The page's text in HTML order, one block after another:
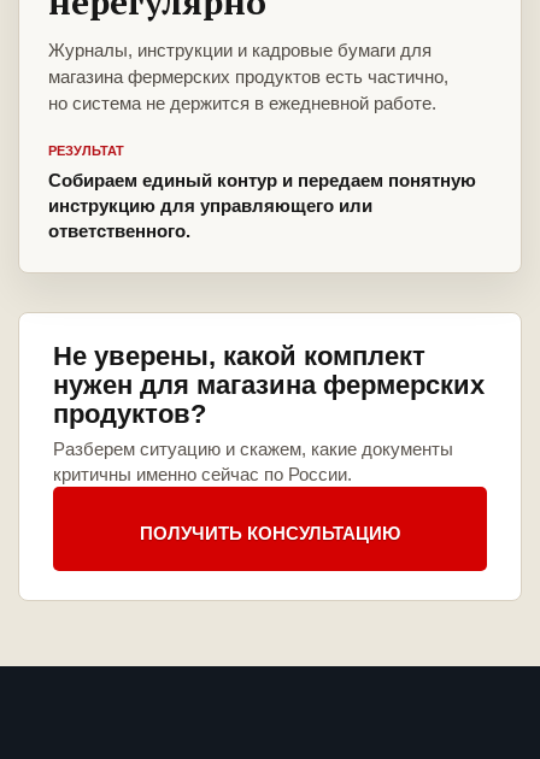
Журналы, инструкции и кадровые бумаги для
магазина фермерских продуктов есть частично,
но система не держится в ежедневной работе.
РЕЗУЛЬТАТ
Собираем единый контур и передаем понятную
инструкцию для управляющего или
ответственного.
Не уверены, какой комплект
нужен для магазина фермерских
продуктов?
Разберем ситуацию и скажем, какие документы
критичны именно сейчас по России.
ПОЛУЧИТЬ КОНСУЛЬТАЦИЮ